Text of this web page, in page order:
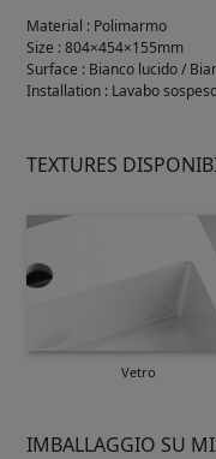
Material : Polimarmo
Size :804×454×155mm
Surface : Bianco lucido /
Installation : Lavabo
TEXTURES
Vetro
IMBALLAGGIO SU